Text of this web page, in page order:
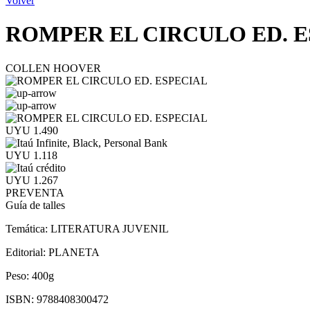
ROMPER EL CIRCULO ED.
COLLEN HOOVER
UYU 1.490
UYU 1.118
UYU 1.267
PREVENTA
Guía de talles
Temática: LITERATURA JUVENIL
Editorial: PLANETA
Peso: 400g
ISBN: 9788408300472